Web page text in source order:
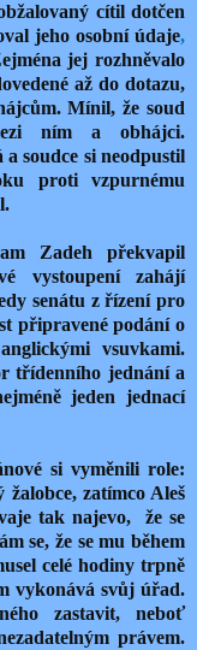
cítil dotčen
jeho osobní údaje,
jej rozhněvalo
až do dotazu,
Mínil, že soud
ním a obhájci.
soudce si neodpustil
proti vzpurnému
Zadeh překvapil
vystoupení zahájí
senátu z řízení pro
připravené podání o
vsuvkami.
třídenního jednání a
jeden jednací
si vyměnili role:
zatímco Aleš
tak najevo, že se
se, že se mu během
celé hodiny trpně
vykonává svůj úřad.
zastavit, neboť
právem.